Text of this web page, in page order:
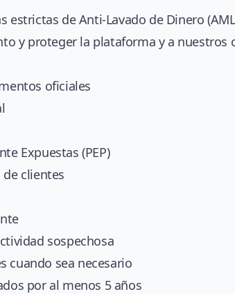
de Anti-Lavado de Dinero
y proteger la plataforma y a nuestros
oficiales
Expuestas (PEP)
clientes
sospechosa
cuando sea necesario
por al menos 5 años